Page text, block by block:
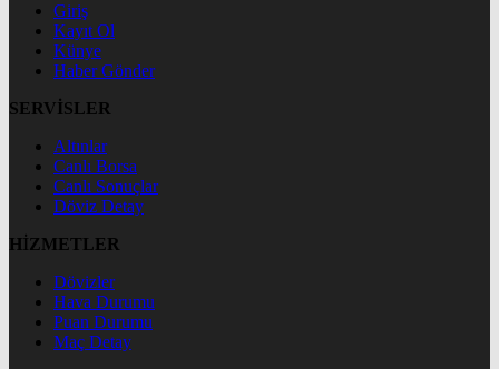
Giriş
Kayıt Ol
Künye
Haber Gönder
SERVİSLER
Altınlar
Canlı Borsa
Canlı Sonuçlar
Döviz Detay
HİZMETLER
Dövizler
Hava Durumu
Puan Durumu
Maç Detay